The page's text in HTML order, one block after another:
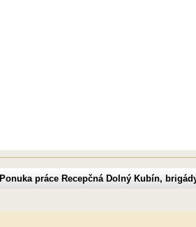
Ponuka práce Recepčná Dolný Kubín,